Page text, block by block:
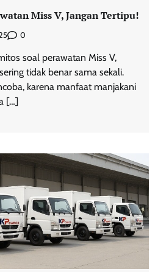
Miss V, Jangan Tertipu!
0
soal perawatan Miss V,
tidak benar sama sekali.
karena manfaat manjakani
[…]